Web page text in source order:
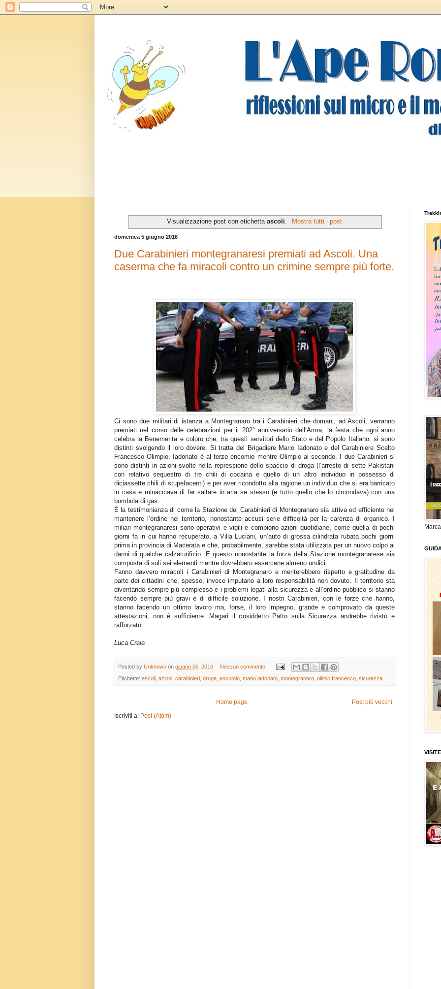
Visualizzazione post con etichettaascoli Mostra tutti i post
domenica 5 giugno 2016
Due Carabinieri montegranaresi premiati ad Ascoli. Una
caserma che fa miracoli contro un crimine sempre più forte.
Ci sono due militari di istanza a Montegranaro tra i Carabinieri che domani, ad Ascoli, verranno
premiati nel corso delle celebrazioni per il 202° anniversario dell’Arma, la festa che ogni anno
celebra la Benemerita e coloro che, tra questi servitori dello Stato e del Popolo Italiano, si sono
distinti svolgendo il loro dovere. Si tratta del Brigadiere Mario Iadonato e del Carabiniere Scelto
Francesco Olimpio. Iadonato è al terzo encomio mentre Olimpio al secondo. I due Carabinieri si
sono distinti in azioni svolte nella repressione dello spaccio di droga (l’arresto di sette Pakistani
con relativo sequestro di tre chili di cocaina e quello di un altro individuo in possesso di
diciassette chili di stupefacenti) e per aver ricondotto alla ragione un individuo che si era barricato
in casa e minacciava di far saltare in aria se stesso (e tutto quello che lo circondava) con una
bombola di gas.
È la testimonianza di come la Stazione dei Carabinieri di Montegranaro sia attiva ed efficiente nel
mantenere l’ordine nel territorio, nonostante accusi serie difficoltà per la carenza di organico. I
miliari montegranaresi sono operativi e vigili e compiono azioni quotidiane, come quella di pochi
giorni fa in cui hanno recuperato, a Villa Luciani, un’auto di grossa cilindrata rubata pochi giorni
prima in provincia di Macerata e che, probabilmente, sarebbe stata utilizzata per un nuovo colpo ai
danni di qualche calzaturificio. E questo nonostante la forza della Stazione montegranarese sia
composta di soli sei elementi mentre dovrebbero essercene almeno undici.
Fanno davvero miracoli i Carabinieri di Montegranaro e meriterebbero rispetto e gratitudine da
parte dei cittadini che, spesso, invece imputano a loro responsabilità non dovute. Il territorio sta
diventando sempre più complesso e i problemi legati alla sicurezza e all’ordine pubblico si stanno
facendo sempre più gravi e di difficile soluzione. I nostri Carabinieri, con le forze che hanno,
stanno facendo un ottimo lavoro ma, forse, il loro impegno, grande e comprovato da queste
attestazioni, non è sufficiente. Magari il cosiddetto Patto sulla Sicurezza andrebbe rivisto e
rafforzato.
Luca Craia
Posted by Unknown on giugno 05, 2016 Nessun commento:
Etichette: ascoli azioni carabinieri droga encomio mario iadonato montegranaro olimio francesco sicurezza
Post più vecchi
Home page
Iscriviti a: Post (Atom)
Marca
VISITE